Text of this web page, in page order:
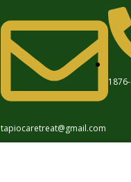
tapiocaretreat@gmail.com